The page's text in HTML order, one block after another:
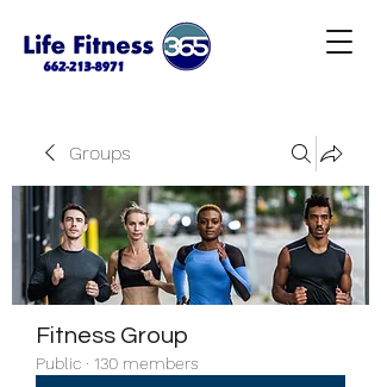
Groups
Fitness Group
Public · 130 members